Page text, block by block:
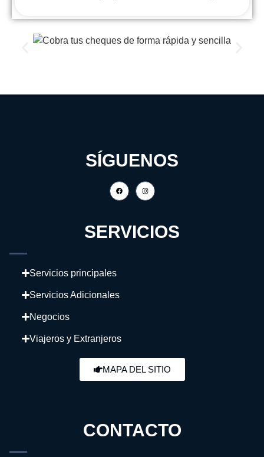
SÍGUENOS
SERVICIOS
Servicios principales
Servicios Adicionales
Negocios
Viajeros y Extranjeros
MAPA DEL SITIO
CONTACTO